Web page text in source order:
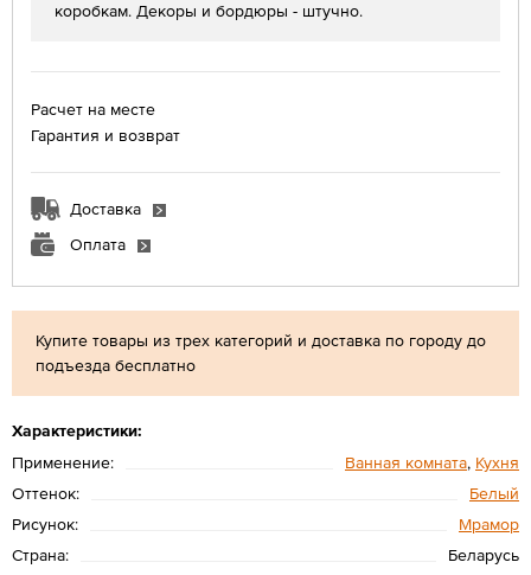
Купите товары из трех категорий и доставка по городу до
подъезда бесплатно
Характеристики:
Применение:
Ванная комната, Кухня
Оттенок:
Белый
Рисунок:
Мрамор
Страна:
Беларусь
коробкам. Декоры и бордюры - штучно.
Расчет на месте
Гарантия и возврат
Доставка
Оплата